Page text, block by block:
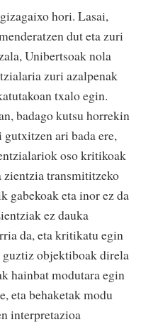
hori. Lasai,
dut eta zuri
Unibertsoak nola
zuri azalpenak
txalo egin.
badago kutsu horrekin
ari bada ere,
oso kritikoak
zientzia transmititzeko
gabekoak eta inor ez da
ez dauka
da, eta kritikatu egin
objektiboak direla
hainbat modutara egin
eta behaketak modu
interpretazioa